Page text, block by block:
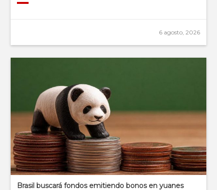
6 agosto, 2026
Brasil buscará fondos emitiendo bonos en yuanes